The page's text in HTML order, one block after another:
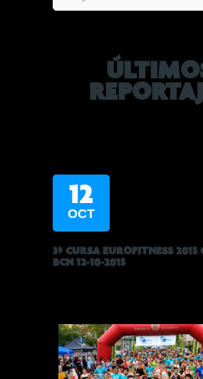
12
OCT
3ª CURSA EUROFITNESS 2015
BCN 12-10-2015